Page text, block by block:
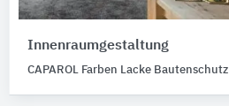
Innenraumgestaltung
CAPAROL Farben Lacke Bautenschutz